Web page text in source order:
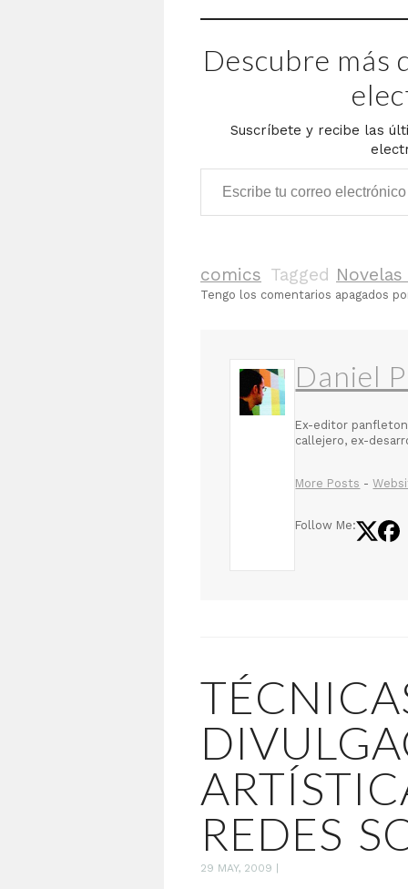
Descubre más
Suscríbete y recibe las
Escribe tu correo electrónico…
comics Tagged
Tengo los comentarios apagados
Daniel
Ex-editor
callejero, ex-
More Posts -
Follow Me:
REDES
29 MAY, 2009